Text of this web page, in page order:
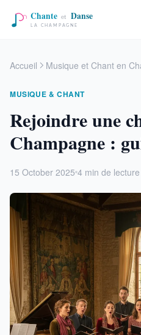
Accueil Musique et Chant en
MUSIQUE & CHANT
Rejoindre une
Champagne :
15 October 2025 4 min de lecture